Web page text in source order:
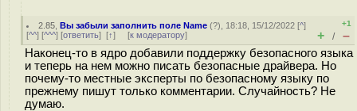
2.85 ,Вы забыли заполнить поле Name (?), 18:18, 15/12/2022 [^]
[^^] [^^^] [ответить] [↑] [к модератору]
+1
+ / –
Наконец-то в ядро добавили поддержку безопасного языка
и теперь на нем можно писать безопасные драйвера. Но
почему-то местные эксперты по безопасному языку по
прежнему пишут только комментарии. Случайность? Не
думаю.